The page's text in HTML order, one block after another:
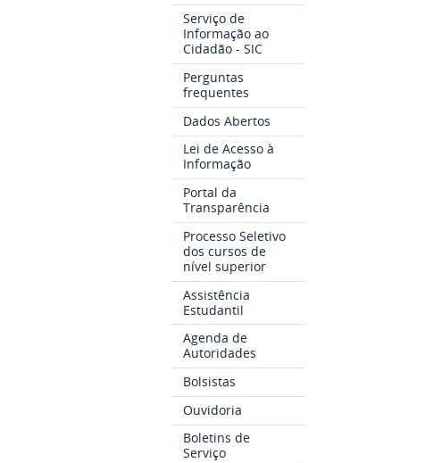
Serviço de
Informação ao
Cidadão - SIC
Perguntas
frequentes
Dados Abertos
Lei de Acesso à
Informação
Portal da
Transparência
Processo Seletivo
dos cursos de
nível superior
Assistência
Estudantil
Agenda de
Autoridades
Bolsistas
Ouvidoria
Boletins de
Serviço